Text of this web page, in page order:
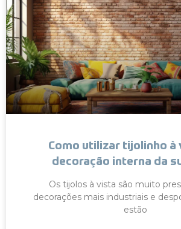
Como utilizar tijolinho à
decoração interna da
Os tijolos à vista são muito
decorações mais industriais e
estão